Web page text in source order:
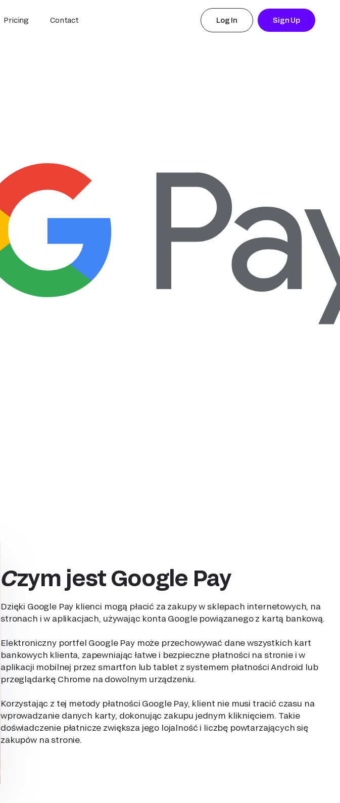
Pricing Contact Log In Sign Up
Czym jest Google Pay
Dzięki Google Pay klienci mogą płacić za zakupy w sklepach internetowych, na
stronach i w aplikacjach, używając konta Google powiązanego z kartą bankową.
Elektroniczny portfel Google Pay może przechowywać dane wszystkich kart
bankowych klienta, zapewniając łatwe i bezpieczne płatności na stronie i w
aplikacji mobilnej przez smartfon lub tablet z systemem płatności Android lub
przeglądarkę Chrome na dowolnym urządzeniu.
Korzystając z tej metody płatności Google Pay, klient nie musi tracić czasu na
wprowadzanie danych karty, dokonując zakupu jednym kliknięciem. Takie
doświadczenie płatnicze zwiększa jego lojalność i liczbę powtarzających się
zakupów na stronie.